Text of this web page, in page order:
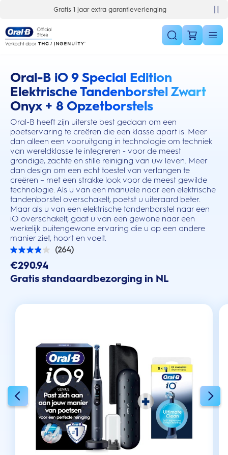
Gratis 1 jaar extra garantieverlenging
Oral-B iO 9 Special Edition
Elektrische Tandenborstel Zwart
Onyx + 8 Opzetborstels
Oral-B heeft zijn uiterste best gedaan om een
poetservaring te creëren die een klasse apart is. Meer
dan alleen een vooruitgang in technologie om techniek
van wereldklasse te integreren - voor de meest
grondige, zachte en stille reiniging van uw leven. Meer
dan design om een echt toestel van verlangen te
creëren – met een strakke look voor de meest gewilde
technologie. Als u van een manuele naar een elektrische
tandenborstel overschakelt, poetst u uiteraard beter.
Maar als u van een elektrische tandenborstel naar een
iO overschakelt, gaat u van een gewone naar een
werkelijk buitengewone ervaring die u op een andere
manier ziet, hoort en voelt.
this action will scroll you to the reviews section
(264)
3.9
van
de
5
sterren.
€290.94
Gratis standaardbezorging in NL